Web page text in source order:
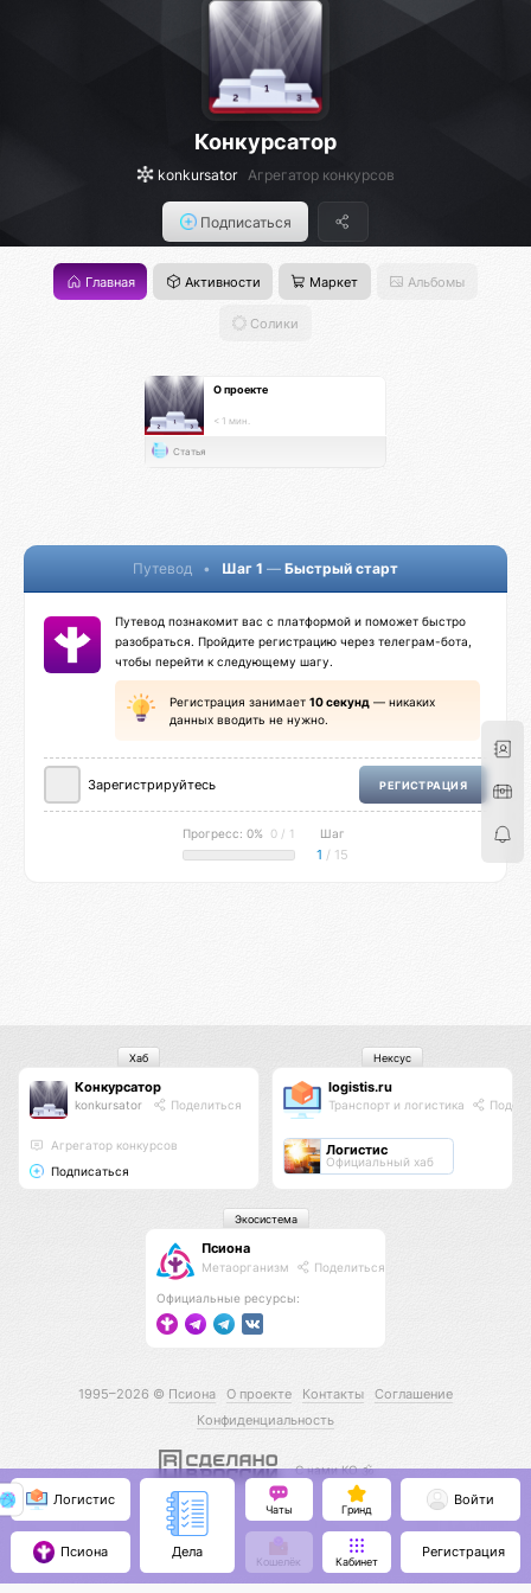
Конкурсатор
konkursator Агрегатор конкурсов
Подписаться
Главная Активности Маркет Альбомы
Солики
О проекте
< 1 мин.
Статья
Путевод • Шаг 1 — Быстрый старт
Путевод познакомит вас с платформой и поможет быстро
разобраться. Пройдите регистрацию через телеграм-бота,
чтобы перейти к следующему шагу.
Регистрация занимает 10 секунд — никаких
данных вводить не нужно.
Зарегистрируйтесь РЕГИСТРАЦИЯ
Прогресс: 0% 0 / 1 Шаг
1 / 15
Конкурсатор
konkursator Поделиться
Агрегатор конкурсов
Подписаться
Хаб
logistis.ru
Транспорт и логистика
Логистис
Официальный хаб
Нексус
Псиона
Метаорганизм Поделиться
Официальные ресурсы:
Экосистема
1995–2026 © Псиона О проекте Контакты
Соглашение
Конфиденциальность
С нами КО 🕉️
Логистис
Псиона Дела
Чаты Гринд
Кошелёк Кабинет
Войти
Регистрация